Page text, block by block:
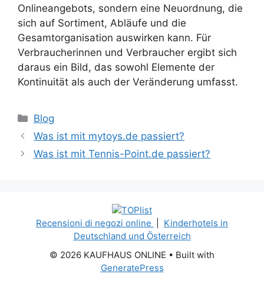
Onlineangebots, sondern eine Neuordnung, die
sich auf Sortiment, Abläufe und die
Gesamtorganisation auswirken kann. Für
Verbraucherinnen und Verbraucher ergibt sich
daraus ein Bild, das sowohl Elemente der
Kontinuität als auch der Veränderung umfasst.
Categories
Blog
Was ist mit mytoys.de passiert?
Was ist mit Tennis-Point.de passiert?
Recensioni di negozi online
Kinderhotels in
Deutschland und Österreich
© 2026 KAUFHAUS ONLINE • Built with
GeneratePress